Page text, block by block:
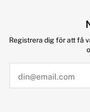
Registrera dig för att få